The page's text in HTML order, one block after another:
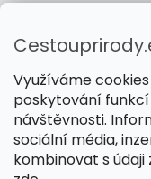
Využíváme
poskytování
návštěvnosti.
sociální média,
kombinovat s